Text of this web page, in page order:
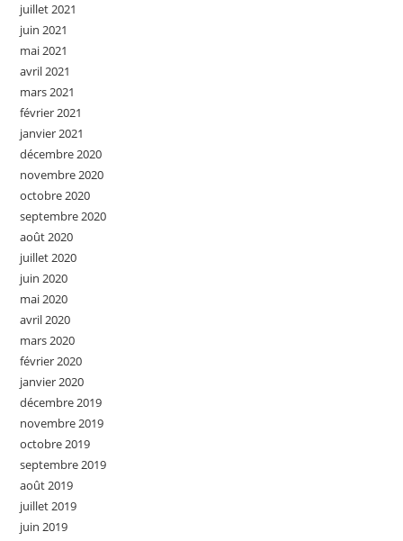
juillet 2021
juin 2021
mai 2021
avril 2021
mars 2021
février 2021
janvier 2021
décembre 2020
novembre 2020
octobre 2020
septembre 2020
août 2020
juillet 2020
juin 2020
mai 2020
avril 2020
mars 2020
février 2020
janvier 2020
décembre 2019
novembre 2019
octobre 2019
septembre 2019
août 2019
juillet 2019
juin 2019